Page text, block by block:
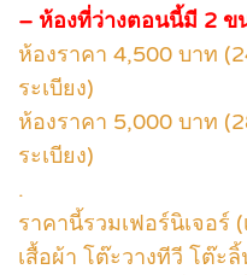
– ห้องที่ว่างตอนนี้มี 2 ข
ห้องราคา 4,500 บาท
ระเบียง)
ห้องราคา 5,000 บาท
ระเบียง)
.
ราคานี้รวมเฟอร์นิเจอร์
เสื้อผ้า โต๊ะวางทีวี โต๊